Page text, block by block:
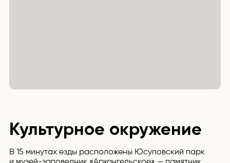
Культурное окружение
В 15 минутах езды расположены Юсуповский парк